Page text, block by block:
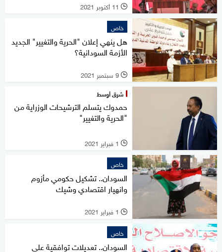
l 11 أكتوبر 2021
خاص
هل ينهي إعلان "الحرية والتغيير" الجديد
الأزمة السودانية؟
l 9 سبتمبر 2021
شرق أوسط
حمدوك يتسلم الترشيحات الوزراية من
"الحرية والتغيير"
l 1 فبراير 2021
خاص
السودان.. تشكيل حكومي مأزوم
وانهيار اقتصادي وشيك
l 1 فبراير 2021
خاص
السودان.. تعديلات توافقية على